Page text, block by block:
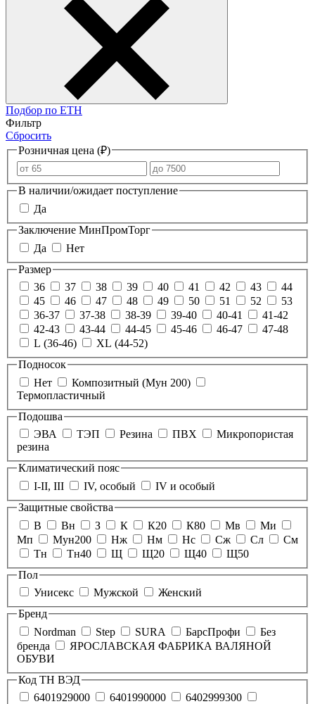
Подбор по ЕТН
Фильтр
Сбросить
Розничная цена (₽)
В наличии/ожидает поступление
Да
Заключение МинПромТорг
Да
Нет
Размер
36
37 38 39 40 41 42 43
44
45
46 47 48 49 50 51 52
53
36-37
37-38 38-39 39-40 40-41
41-42
42-43
43-44 44-45 45-46 46-47
47-48
L (36-46)
XL (44-52)
Подносок
Нет
Композитный (Мун 200)
Термопластичный
Подошва
ЭВА
ТЭП Резина ПВХ
Микропористая
резина
Климатический пояс
I-II, III
IV, особый
IV и особый
Защитные свойства
В
Вн З К К20 К80 Мв
Ми
Мп
Мун200 Нж Нм Нс Сж Сл
См
Тн
Тн40 Щ Щ20 Щ40
Щ50
Пол
Унисекс
Мужской
Женский
Бренд
Nordman
Step SURA БарсПрофи
Без
бренда
ЯРОСЛАВСКАЯ ФАБРИКА ВАЛЯНОЙ
ОБУВИ
Код ТН ВЭД
6401929000
6401990000 6402999300